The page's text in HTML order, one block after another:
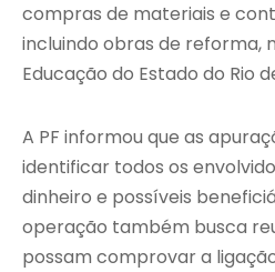
compras de materiais e
incluindo obras de reforma,
Educação do Estado do Rio
A PF informou que as
identificar todos os
dinheiro e possíveis
operação também busca
possam comprovar a